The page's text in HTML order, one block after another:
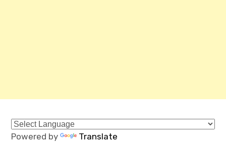
Powered by Translate